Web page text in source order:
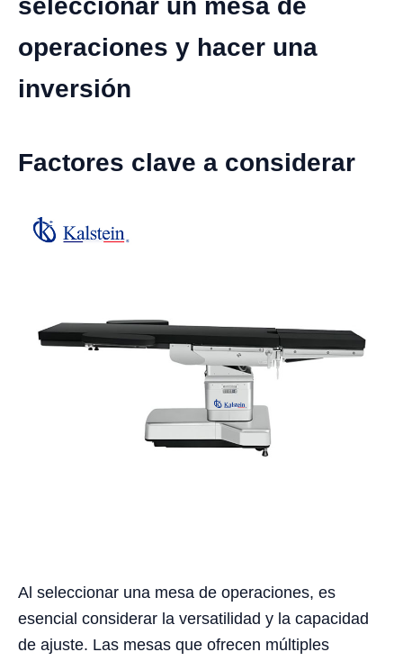
seleccionar un mesa de
operaciones y hacer una
inversión
Factores clave a considerar
Al seleccionar una mesa de operaciones, es
esencial considerar la versatilidad y la capacidad
de ajuste. Las mesas que ofrecen múltiples